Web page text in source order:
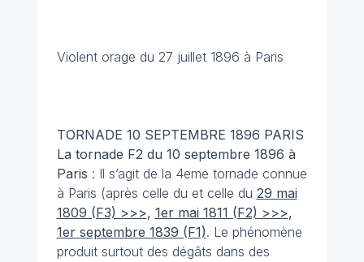
Violent orage du 27 juillet 1896 à Paris
TORNADE 10 SEPTEMBRE 1896 PARIS
La tornade F2 du 10 septembre 1896 à
Paris : Il s’agit de la 4eme tornade connue
à Paris (après celle du et celle du 29 mai
1809 (F3) >>>, 1er mai 1811 (F2) >>>,
1er septembre 1839 (F1). Le phénomène
produit surtout des dégâts dans des